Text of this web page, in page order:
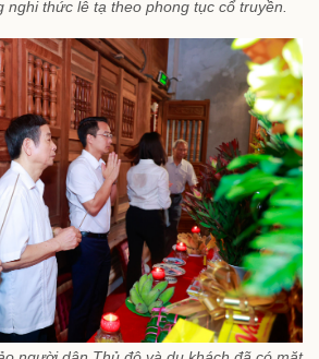
nghi thức lễ tạ theo phong tục cổ truyền.